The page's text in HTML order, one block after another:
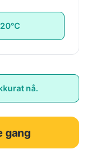
nå.
gang